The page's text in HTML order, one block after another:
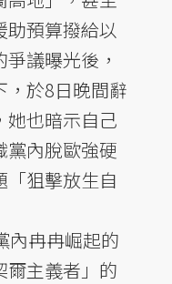
助預算撥給以
議曝光後，
，於8日晚間辭
也暗示自己
黨內脫歐強硬
狙擊放生自
內冉冉崛起的
爾主義者」的